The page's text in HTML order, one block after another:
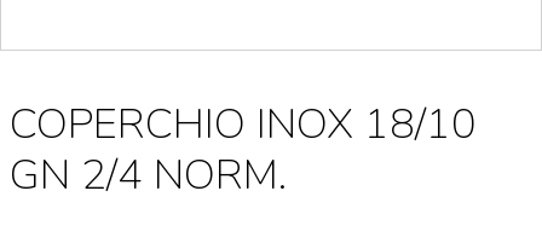
COPERCHIO INOX 18/10
GN 2/4 NORM.